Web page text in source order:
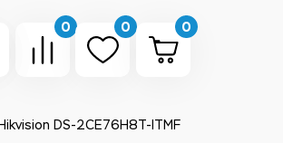
0 0 0
DS-2CE76H8T-ITMF